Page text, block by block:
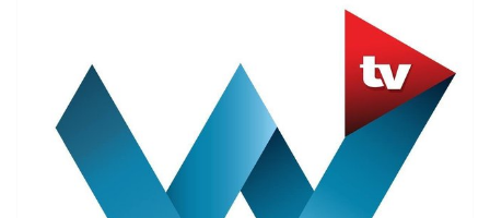
"Onetu", "Newsweeka", TVN-u, "Gazety Wyborczej", TVP, a
także politycy Platformy Obywatelskiej, Lewicy,
Zjednoczonej Prawicy, Polskiego Stronnictwa Ludowego,
czy też KonfederacjiWizerunek Krzysztofa Krawczyka
zaczął kreować się już w latach 60. To właśnie wtedy
kompozytor stawiał pierwsze kroki w zespole
Trubadurzy. W 1973 rozstał się z grupą muzyczną, by
rozpocząć pełną sukcesów karierę solową. 74-latek
nagrywał piosenki z najróżniejszych gatunków. Chodzi
zarówno o pop, muzykę cygańską, blues, jazz, soul, jak i
dance, folk, funky, czy też reggae oraz pieśni religijne.